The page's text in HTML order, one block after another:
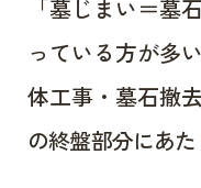
「墓じまい＝墓
っている方が多
体工事・墓石撤
の終盤部分にあた